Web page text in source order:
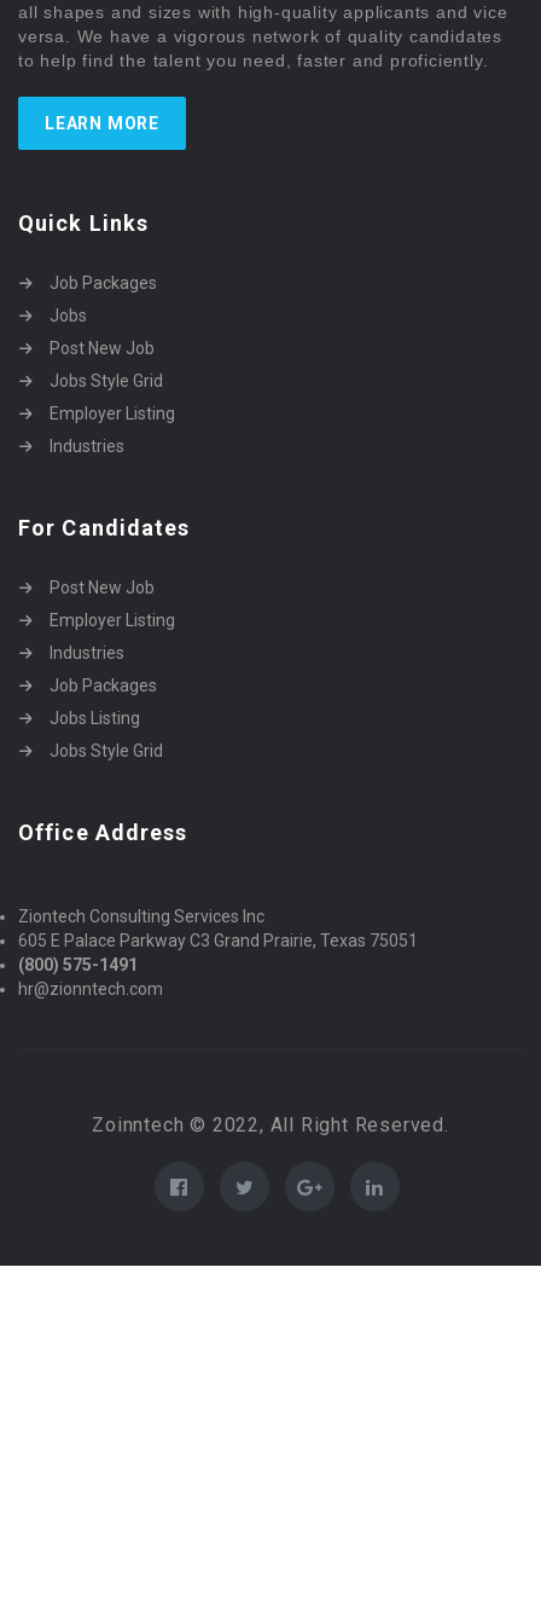
all shapes and sizes with high-quality applicants and vice
versa. We have a vigorous network of quality candidates
to help find the talent you need, faster and proficiently.
LEARN MORE
Quick Links
Job Packages
Jobs
Post New Job
Jobs Style Grid
Employer Listing
Industries
For Candidates
Post New Job
Employer Listing
Industries
Job Packages
Jobs Listing
Jobs Style Grid
Office Address
Ziontech Consulting Services Inc
605 E Palace Parkway C3 Grand Prairie, Texas 75051
(800) 575-1491
hr@zionntech.com
Zoinntech © 2022, All Right Reserved.